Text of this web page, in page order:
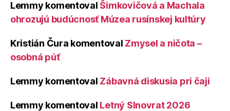
Lemmy komentoval Šimkovičová a Machala
ohrozujú budúcnosť Múzea rusínskej kultúry
Kristián Čura komentoval Zmysel a ničota –
osobná púť
Lemmy komentoval Zábavná diskusia pri čaji
Lemmy komentoval Letný Slnovrat 2026